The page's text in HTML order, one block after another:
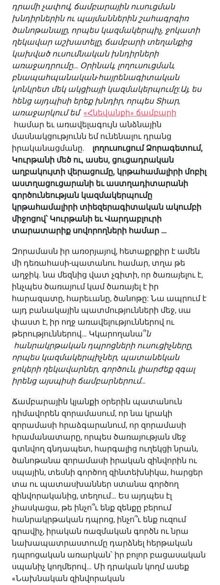
դրամի չափով, ճամբարային ուսուցման
խնդիրներին ու պայմաններին շահագրգիռ
ծանոթանալը, որպես կազմակերպիչ, ջոկատի
ղեկավար աշխատելը, ճամբարի տեղանքից
կախված ուսումնական խնդիրների
առաջադրումը… Օրինակ, լողուսուցման,
բնապահպանական-հայրենագիտական ​​
կոնկրետ մեկ ակցիայի կազմակերպումը:Այ, ես
հենց այդպիսի երեք խնդիր, որպես Տիար,
առաջարկում եմ «Հնեվանքի» ճամբարի
համար եւ առավելագույն անձնային
մասնակցությունն եմ ունենալու դրանց
իրականացմանը. լողուսուցում Ձորագետում,
Կուրթանի մեծ ու, ասես, ցուցադրական
աղբակույտի վերացումը, կրթահամալիրի մոբիլ
աստղացուցարանի եւ աստղադիտարանի
գործունեության կազմակերպումը
կրթահամալիրի տիեզերագիտական ​​ակումբի
միջոցով՝ Կուրթանի եւ Վարդաբլուրի
տարատարիք սովորողների համար …
Զորամասն իր առօրյայով, հետաքրքիր է ամեն
մի դեռահասի-պատանու համար, տղա թե
աղջիկ. նա մեզնից վատ չգիտի, որ ծառայելու է,
ինչպես ծառայում կամ ծառայել է իր
հարազատը, հարեւանը, ծանոթը: Նա ապրում է
այդ բանակային պատմությունների մեջ, սա
փաստ է, իր ողջ առավելություններով ու
թերություններով… Կկարողանա՞ն
հանրակրթական դպրոցների ուսուցիչները,
որպես կազմակերպիչներ, պատանեկան
ջոկերի ղեկավարներ, գործուն, լիարժեք զգալ
իրենց այսպիսի ճամբարներում…
Ճամբարային կյանքի օրերին պատանուն
դիմավորեն զորամասում, որ նա կրակի
զորամասի հրաձգարանում, որ զորամասի
հրամանատարը, որպես ծառայության մեջ
գտնվող գնդապետ, հարգալից ուղեկցի նրան,
ծանոթանա զորամասի իրական զինվորին ու
սպային, տեսնի գործող զինտեխնիկա, հարցեր
տա ու պատասխաններ ստանա գործող
զինվորականից, տեղում… Ես այդպես էլ
չհասկացա, թե ինչո՞ւ ենք զենքը բերում
հանրակրթական դպրոց, ինչո՞ւ ենք ուզում
գրավիչ, իրական ռազմական գործն ու նրա
նախապատրաստումը դարձնել հերթական
դպրոցական առարկան՝ իր բոլոր բացասական
սպանիչ կողմերով… Մի դրական կողմ ասեք
«Նախնական զինվորական